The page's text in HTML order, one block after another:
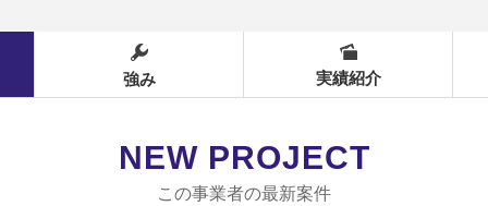
強み 実績紹介
NEW PROJECT
この事業者の最新案件